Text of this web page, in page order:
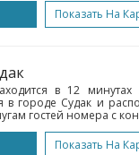
Показать На
в 12
городе Судак и
гостей номера с
Показать На